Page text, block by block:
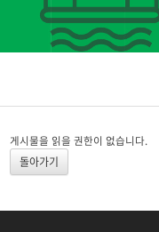
게시물을 읽을 권한이 없습니다.
돌아가기